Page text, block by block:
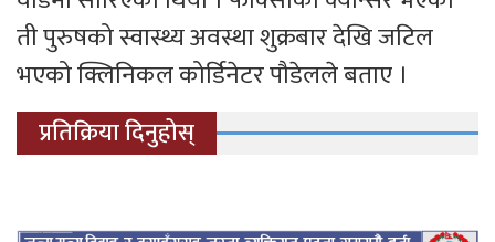
ती पुरुषको स्वास्थ्य अवस्था शुक्रबार देखि जटिल
भएको क्लिनिकल कोर्डिनेटर पौडेलले बताए ।
प्रतिक्रिया दिनुहोस्